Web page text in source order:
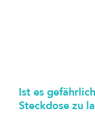
Ist es
Steckdose zu